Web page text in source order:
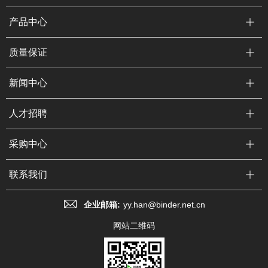
产品中心
质量保证
新闻中心
人才招聘
采购中心
联系我们
企业邮箱: yy.han@binder.net.cn
网站二维码